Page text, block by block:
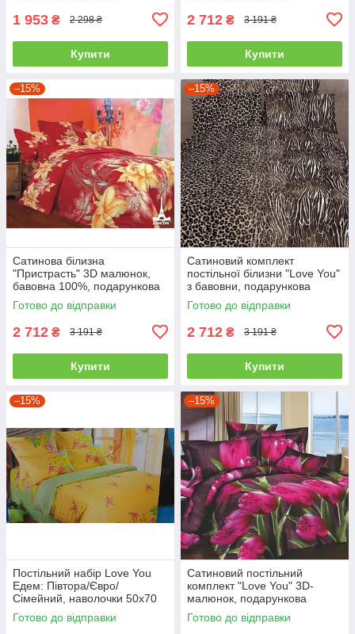
1 953 ₴ 2 298 ₴
Купити
2 712 ₴ 3 191 ₴
Купити
–15%
Сатинова білизна
"Пристрасть" 3D малюнок,
бавовна 100%, подарункова
упаковка полуторний
Готово до відправки
2 712 ₴ 3 191 ₴
Купити
–15%
Сатиновий комплект
постільної білизни "Love You"
з бавовни, подарункова
упаковка полуторний
Готово до відправки
2 712 ₴ 3 191 ₴
Купити
–15%
Постільний набір Love You
Едем: Півтора/Євро/
Сімейний, наволочки 50x70
полуторний
Готово до відправки
–15%
Сатиновий постільний
комплект "Love You" 3D-
малюнок, подарункова
упаковка полуторний
Готово до відправки